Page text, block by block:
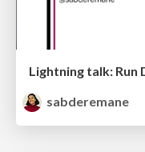
sabderemane